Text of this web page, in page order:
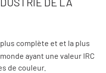
complète et et la plus
ayant une valeur IRC
de couleur.